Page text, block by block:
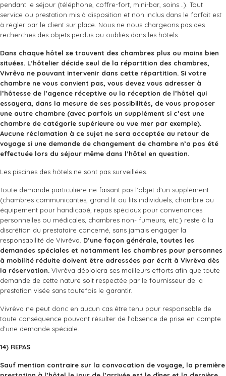
pendant le séjour (téléphone, coffre-fort, mini-bar, soins…). Tout
service ou prestation mis à disposition et non inclus dans le forfait est
à régler par le client sur place. Nous ne nous chargeons pas des
recherches des objets perdus ou oubliés dans les hôtels.
Dans chaque hôtel se trouvent des chambres plus ou moins bien
situées. L’hôtelier décide seul de la répartition des chambres,
Vivrêva ne pouvant intervenir dans cette répartition. Si votre
chambre ne vous convient pas, vous devez vous adresser à
l’hôtesse de l’agence réceptive ou la réception de l’hôtel qui
essayera, dans la mesure de ses possibilités, de vous proposer
une autre chambre (avec parfois un supplément si c’est une
chambre de catégorie supérieure ou vue mer par exemple).
Aucune réclamation à ce sujet ne sera acceptée au retour de
voyage si une demande de changement de chambre n’a pas été
effectuée lors du séjour même dans l’hôtel en question.
Les piscines des hôtels ne sont pas surveillées.
Toute demande particulière ne faisant pas l’objet d’un supplément
(chambres communicantes, grand lit ou lits individuels, chambre ou
équipement pour handicapé, repas spéciaux pour convenances
personnelles ou médicales, chambres non- fumeurs, etc.) reste à la
discrétion du prestataire concerné, sans jamais engager la
responsabilité de Vivrêva. D’une façon générale, toutes les
demandes spéciales et notamment les chambres pour personnes
à mobilité réduite doivent être adressées par écrit à Vivrêva dès
la réservation. Vivrêva déploiera ses meilleurs efforts afin que toute
demande de cette nature soit respectée par le fournisseur de la
prestation visée sans toutefois le garantir.
Vivrêva ne peut donc en aucun cas être tenu pour responsable de
toute conséquence pouvant résulter de l’absence de prise en compte
d’une demande spéciale.
14) REPAS
Sauf mention contraire sur la convocation de voyage, la première